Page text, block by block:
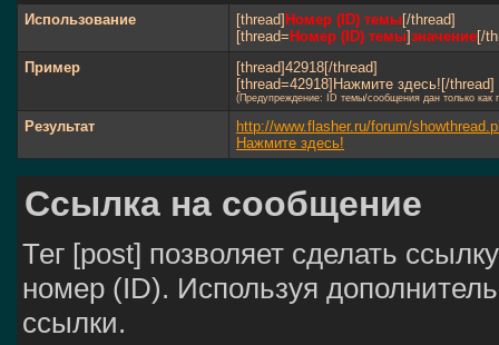
Использование [thread] Номер (ID) темы[/thread]
[thread= Номер (ID) темы]значение[/
Пример
[thread]42918[/thread]
[thread=42918]Нажмите здесь![/thread]
(Предупреждение: ID темы/сообщения дан только
Результат
http://www.flasher.ru/forum/
Нажмите здесь!
Ссылка на сообщение
Тег [post] позволяет сделать
номер (ID). Используя
ссылки.